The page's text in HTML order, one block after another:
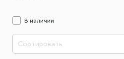
В наличии
Сортировать